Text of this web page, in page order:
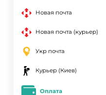
Новая почта
Новая почта (курьер)
Укр почта
Курьер (Киев)
Оплата